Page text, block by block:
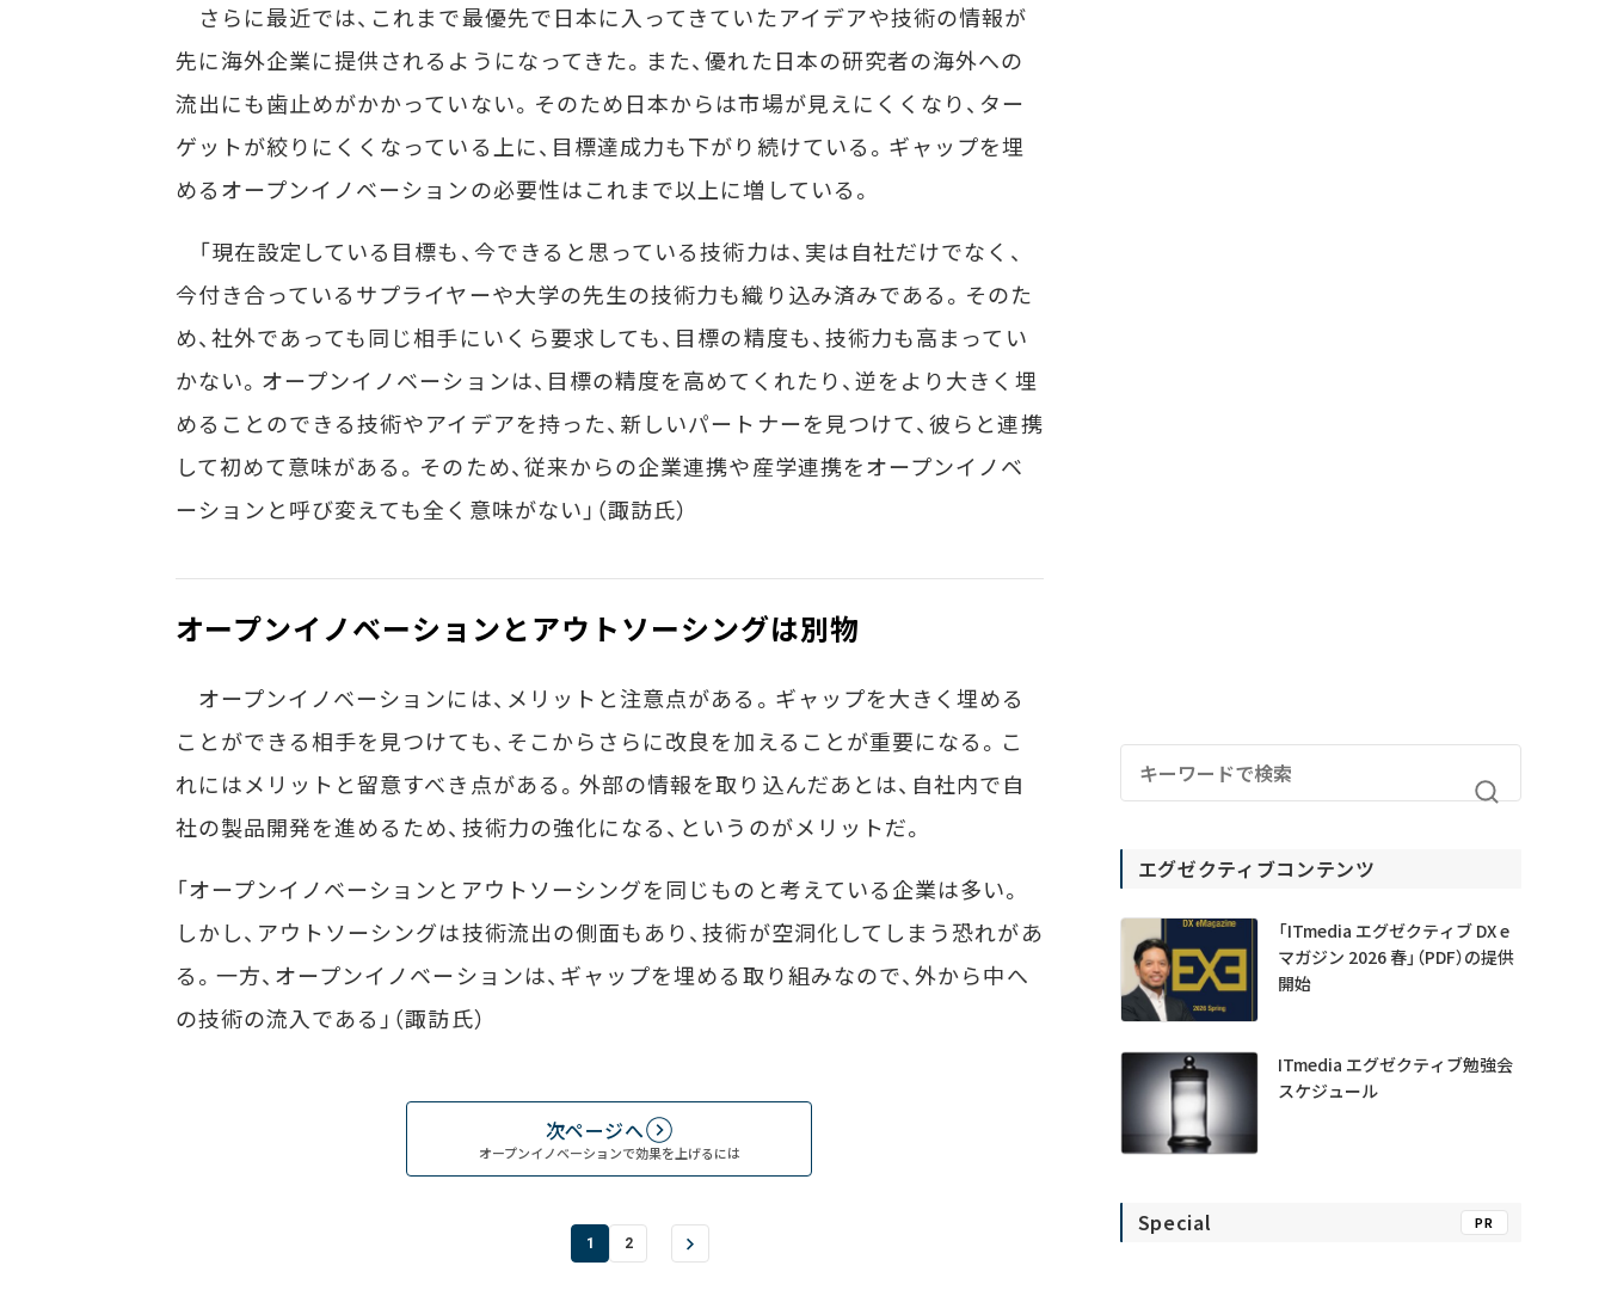
さらに最近では、これまで最優先で日本に入ってきていたアイデアや技術の情報が
先に海外企業に提供されるようになってきた。また、優れた日本の研究者の海外への
流出にも歯止めがかかっていない。そのため日本からは市場が見えにくくなり、ター
ゲットが絞りにくくなっている上に、目標達成力も下がり続けている。ギャップを埋
めるオープンイノベーションの必要性はこれまで以上に増している。
「現在設定している目標も、今できると思っている技術力は、実は自社だけでなく、
今付き合っているサプライヤーや大学の先生の技術力も織り込み済みである。そのた
め、社外であっても同じ相手にいくら要求しても、目標の精度も、技術力も高まってい
かない。オープンイノベーションは、目標の精度を高めてくれたり、逆をより大きく埋
めることのできる技術やアイデアを持った、新しいパートナーを見つけて、彼らと連携
して初めて意味がある。そのため、従来からの企業連携や産学連携をオープンイノベ
ーションと呼び変えても全く意味がない」（諏訪氏）
オープンイノベーションとアウトソーシングは別物
オープンイノベーションには、メリットと注意点がある。ギャップを大きく埋める
ことができる相手を見つけても、そこからさらに改良を加えることが重要になる。こ
れにはメリットと留意すべき点がある。外部の情報を取り込んだあとは、自社内で自
社の製品開発を進めるため、技術力の強化になる、というのがメリットだ。
「オープンイノベーションとアウトソーシングを同じものと考えている企業は多い。
しかし、アウトソーシングは技術流出の側面もあり、技術が空洞化してしまう恐れがあ
る。一方、オープンイノベーションは、ギャップを埋める取り組みなので、外から中へ
の技術の流入である」（諏訪氏）
次ページへ
オープンイノベーションで効果を上げるには
1 2
エグゼクティブコンテンツ
「ITmedia エグゼクティブ DX e
マガジン 2026 春」（PDF）の提供
開始
ITmedia エグゼクティブ勉強会
スケジュール
Special PR